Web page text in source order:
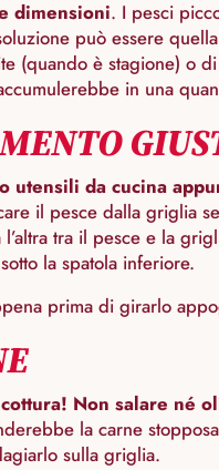
dimensioni. I pesci
può essere
è stagione) o
in una
utensili da cucina
il pesce dalla griglia
tra il pesce e la
la spatola inferiore.
prima di girarlo
Non salare né
la carne
sulla griglia.